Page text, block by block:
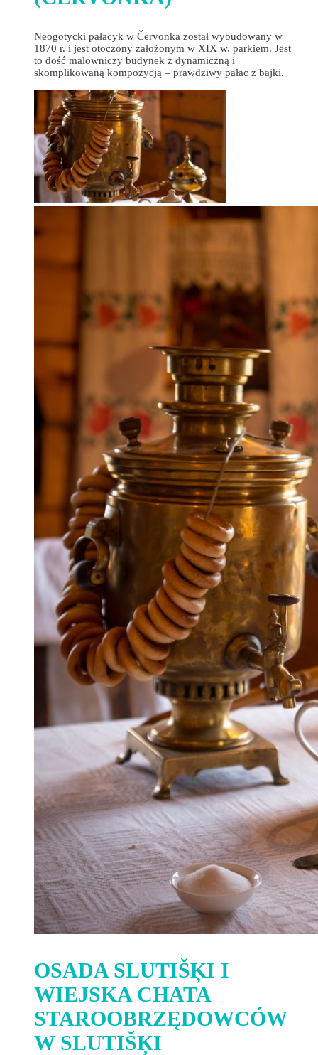
Neogotycki pałacyk w Červonka został wybudowany w
1870 r. i jest otoczony założonym w XIX w. parkiem. Jest
to dość malowniczy budynek z dynamiczną i
skomplikowaną kompozycją – prawdziwy pałac z bajki.
OSADA SLUTIŠĶI I
WIEJSKA CHATA
STAROOBRZĘDOWCÓW
W SLUTIŠĶI